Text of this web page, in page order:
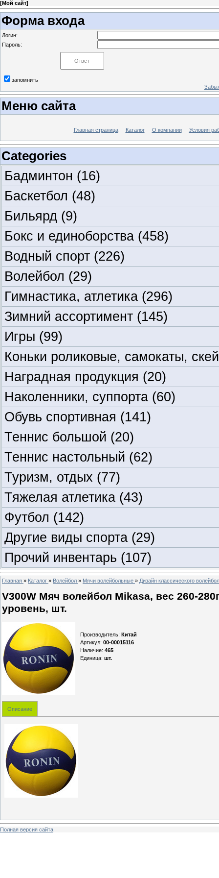
[Мой сайт]
Форма входа
Логин:
Пароль:
запомнить
Меню сайта
Главная страница Каталог О компании Условия
Categories
Бадминтон (16)
Баскетбол (48)
Бильярд (9)
Бокс и единоборства (458)
Водный спорт (226)
Волейбол (29)
Гимнастика, атлетика (296)
Зимний ассортимент (145)
Игры (99)
Коньки роликовые, самокаты,
Наградная продукция (20)
Наколенники, суппорта (60)
Обувь спортивная (141)
Теннис большой (20)
Теннис настольный (62)
Туризм, отдых (77)
Тяжелая атлетика (43)
Футбол (142)
Другие виды спорта (29)
Прочий инвентарь (107)
Главная » Каталог » Волейбол » Мячи волейбольные » Дизайн классического
V300W Мяч волейбол Mikasa, вес 260-
уровень, шт.
Производитель: Китай
Артикул: 00-00015116
Наличие: 465
Единица: шт.
Описание
Полная версия сайта